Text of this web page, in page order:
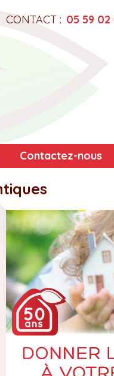
CONTACT : 05 59 02
Contactez-nous